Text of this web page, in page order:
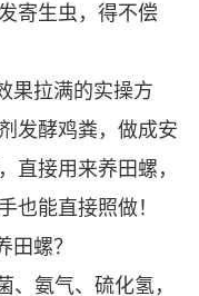
寄生虫，得不偿
果拉满的实操方
发酵鸡粪，做成安
直接用来养田螺，
也能直接照做！
田螺？
、氨气、硫化氢，